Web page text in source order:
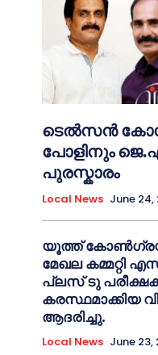
ടെൽസൻ
പോളിനും
പുരസ്കാരം
Local News June 24,
യൂത്ത്
മേഖല
പ്ലസ് ടു
കരസ്ഥമാക്കിയ
ആദരിച്ചു.
Local News June 23,